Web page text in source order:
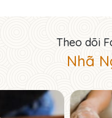
Theo dõi
Nhã